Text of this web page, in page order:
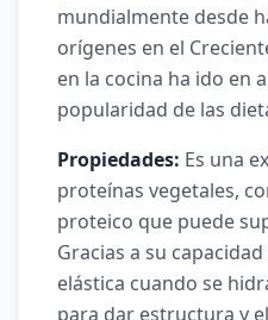
mundialmente desde
orígenes en el
en la cocina ha ido en
popularidad de las
Propiedades: Es una
proteínas vegetales,
proteico que puede
Gracias a su
elástica cuando se
para dar estructura y